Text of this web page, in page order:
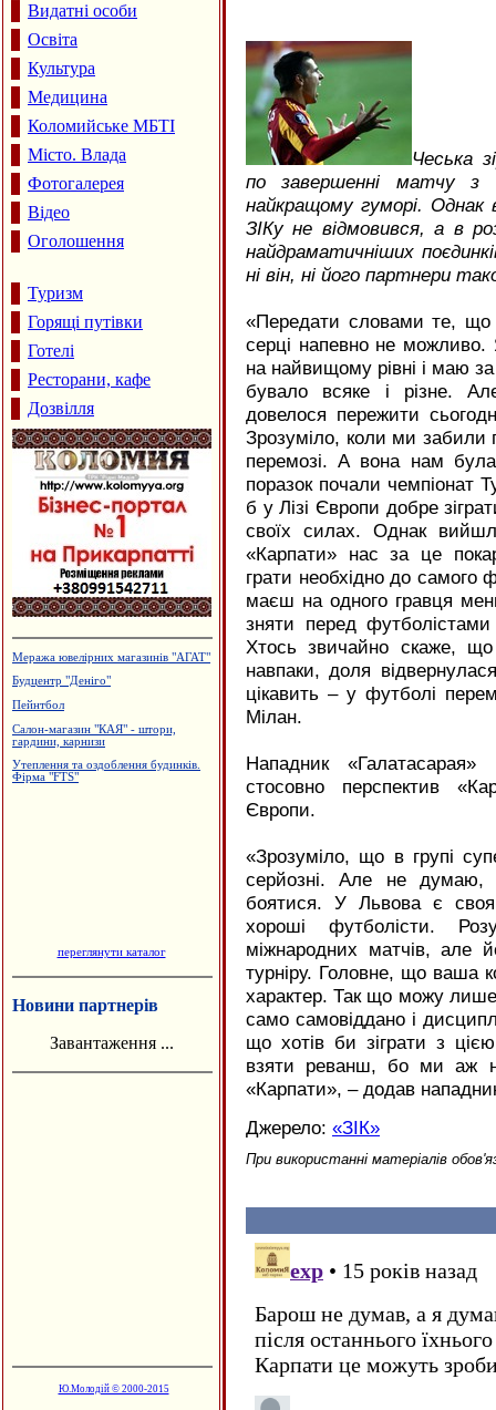
Видатні особи
Освіта
Культура
Медицина
Коломийське МБТІ
Місто. Влада
Фотогалерея
Відео
Оголошення
Туризм
Горящі путівки
Готелі
Ресторани, кафе
Дозвілля
Меража ювелірних магазинів "АГАТ"
Будцентр "Деніго"
Пейнтбол
Салон-магазин "КАЯ" - штори,
гардини, карнизи
Утеплення та оздоблення будинків.
Фірма "FTS"
переглянути каталог
Новини партнерів
Завантаження ...
Ю.Молодій © 2000-2015
Чеська
по завершенні матчу з
найкращому гуморі. Однак
ЗІКу не відмовився, а в
найдраматичніших
ні він, ні його партнери
«Передати словами те, що
серці напевно не
на найвищому рівні і маю
бувало всяке і різне.
довелося пережити
Зрозуміло, коли ми забили
перемозі. А вона нам
поразок почали чемпіонат
б у Лізі Європи добре
своїх силах. Однак
«Карпати» нас за це
грати необхідно до самого
маєш на одного гравця
зняти перед
Хтось звичайно скаже,
навпаки, доля
цікавить – у футболі
Мілан.
Нападник
стосовно перспектив
Європи.
«Зрозуміло, що в групі
серйозні. Але не думаю,
боятися. У Львова є
хороші футболісти.
міжнародних матчів, але
турніру. Головне, що ваша
характер. Так що можу
само самовіддано і
що хотів би зіграти з
взяти реванш, бо ми аж
«Карпати», – додав
Джерело: «ЗІК»
При використанні матеріалів